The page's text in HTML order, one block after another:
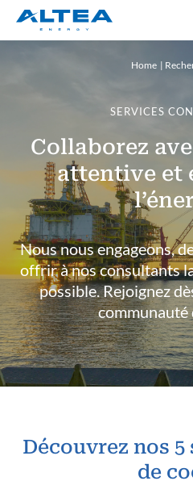
Home
SERVICES
Collaborez
attentive et
Nous nous engageons,
offrir à nos consultants
possible. Rejoignez
communauté
Découvrez nos
de